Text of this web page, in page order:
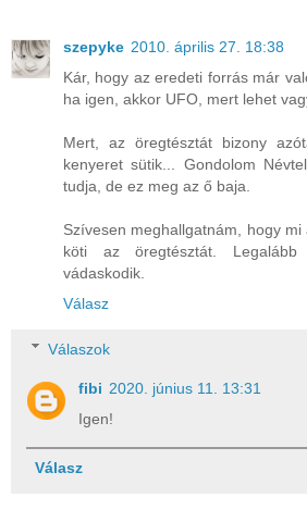
szepyke 2010. április 27. 18:38
Kár, hogy az eredeti forrás már
ha igen, akkor UFO, mert lehet
Mert, az öregtésztát bizony
kenyeret sütik... Gondolom
tudja, de ez meg az ő baja.
Szívesen meghallgatnám, hogy
köti az öregtésztát.
vádaskodik.
Válasz
Válaszok
fibi 2020. június 11. 13:31
Igen!
Válasz